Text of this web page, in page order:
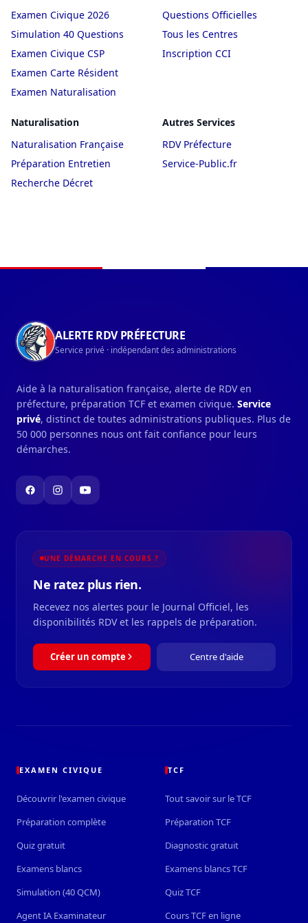
Examen Civique 2026
Simulation 40 Questions
Examen Civique CSP
Examen Carte Résident
Examen Naturalisation
Questions Officielles
Tous les Centres
Inscription CCI
Naturalisation
Naturalisation Française
Préparation Entretien
Recherche Décret
Autres Services
RDV Préfecture
Service-Public.fr
ALERTE RDV PRÉFECTURE
Service privé · indépendant des administrations
Aide à la naturalisation française, alerte de RDV en
préfecture, préparation TCF et examen civique. Service
privé, distinct de toutes administrations publiques. Plus de
50 000 personnes nous ont fait confiance pour leurs
démarches.
UNE DÉMARCHE EN COURS ?
Ne ratez plus rien.
Recevez nos alertes pour le Journal Officiel, les
disponibilités RDV et les rappels de préparation.
Créer un compte Centre d'aide
EXAMEN CIVIQUE
Découvrir l'examen civique
Préparation complète
Quiz gratuit
Examens blancs
Simulation (40 QCM)
Agent IA Examinateur
TCF
Tout savoir sur le TCF
Préparation TCF
Diagnostic gratuit
Examens blancs TCF
Quiz TCF
Cours TCF en ligne